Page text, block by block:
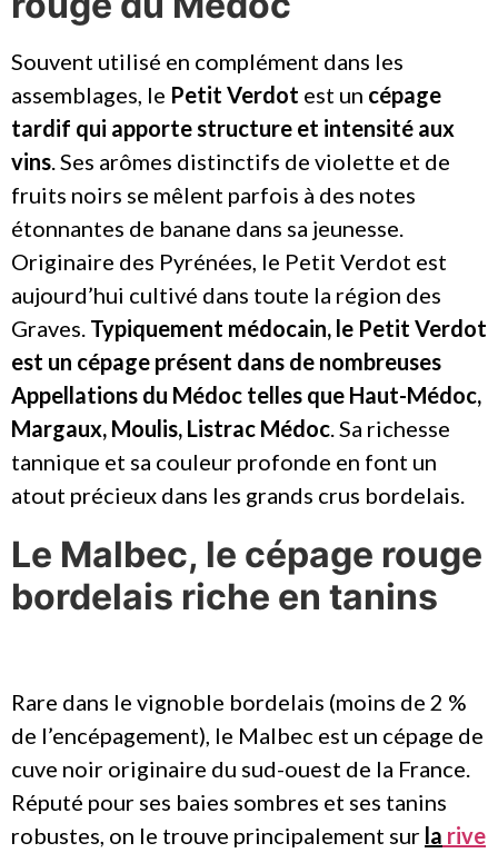
Souvent utilisé en complément dans les
assemblages, le Petit Verdot est un cépage
tardif qui apporte structure et intensité aux
vins . Ses arômes distinctifs de violette et de
fruits noirs se mêlent parfois à des notes
étonnantes de banane dans sa jeunesse.
Originaire des Pyrénées, le Petit Verdot est
aujourd’hui cultivé dans toute la région des
Graves. Typiquement médocain, le Petit Verdot
est un cépage présent dans de nombreuses
Appellations du Médoc telles que Haut-Médoc,
Margaux, Moulis, Listrac Médoc . Sa richesse
tannique et sa couleur profonde en font un
atout précieux dans les grands crus bordelais.
Le Malbec, le cépage rouge
bordelais riche en tanins
Rare dans le vignoble bordelais (moins de 2 %
de l’encépagement), le Malbec est un cépage de
cuve noir originaire du sud-ouest de la France.
Réputé pour ses baies sombres et ses tanins
robustes, on le trouve principalement sur la rive